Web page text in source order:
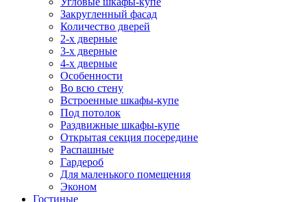
Закругленный фасад
Количество дверей
2-х дверные
3-х дверные
4-х дверные
Особенности
Во всю стену
Встроенные шкафы-купе
Под потолок
Раздвижные шкафы-купе
Открытая секция посередине
Распашные
Гардероб
Для маленького помещения
Эконом
Гостиные